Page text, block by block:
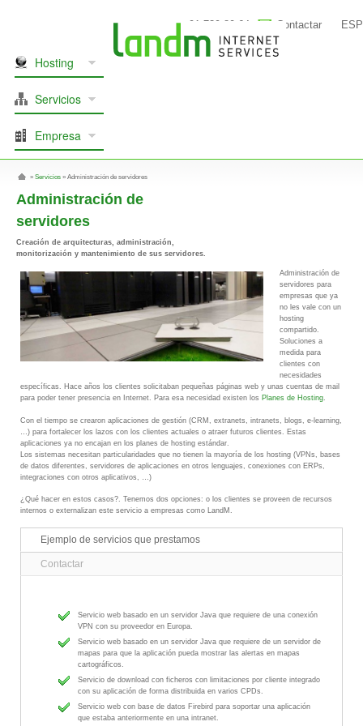
91 739 80 64 Contactar ESP
Hosting
Servicios
Empresa
» Servicios » Administración de servidores
Administración de
servidores
Creación de arquitecturas, administración,
monitorización y mantenimiento de sus servidores.
Administración de
servidores para
empresas que ya
no les vale con un
hosting
compartido.
Soluciones a
medida para
clientes con
necesidades
específicas. Hace años los clientes solicitaban pequeñas páginas web y unas cuentas de mail
para poder tener presencia en Internet. Para esa necesidad existen los Planes de Hosting.
Con el tiempo se crearon aplicaciones de gestión (CRM, extranets, intranets, blogs, e-learning,
…) para fortalecer los lazos con los clientes actuales o atraer futuros clientes. Estas
aplicaciones ya no encajan en los planes de hosting estándar.
Los sistemas necesitan particularidades que no tienen la mayoría de los hosting (VPNs, bases
de datos diferentes, servidores de aplicaciones en otros lenguajes, conexiones con ERPs,
integraciones con otros aplicativos, …)
¿Qué hacer en estos casos?. Tenemos dos opciones: o los clientes se proveen de recursos
internos o externalizan este servicio a empresas como LandM.
Ejemplo de servicios que prestamos
Contactar
Servicio web basado en un servidor Java que requiere de una conexión
VPN con su proveedor en Europa.
Servicio web basado en un servidor Java que requiere de un servidor de
mapas para que la aplicación pueda mostrar las alertas en mapas
cartográficos.
Servicio de download con ficheros con limitaciones por cliente integrado
con su aplicación de forma distribuida en varios CPDs.
Servicio web con base de datos Firebird para soportar una aplicación
que estaba anteriormente en una intranet.